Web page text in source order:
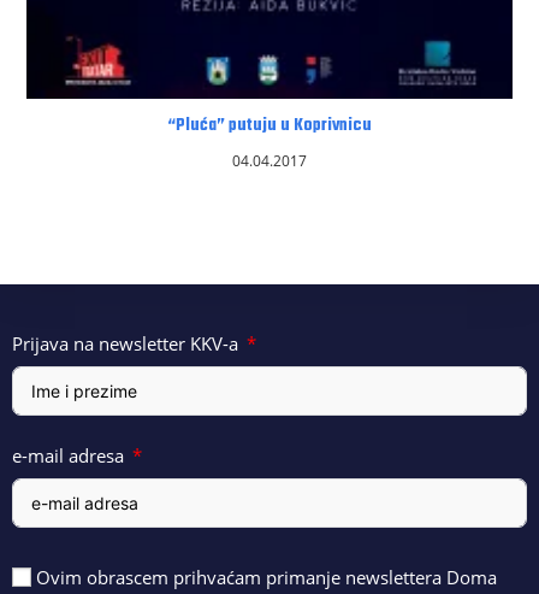
“Pluća” putuju u Koprivnicu
04.04.2017
Prijava na newsletter KKV-a
e-mail adresa
Ovim obrascem prihvaćam primanje newslettera Doma